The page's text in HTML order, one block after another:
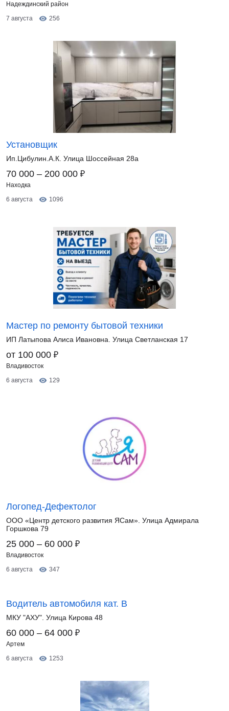
Надеждинский район
7 августа
256
Установщик
Ип.Цибулин.А.К. Улица Шоссейная 28а
70 000 – 200 000 ₽
Находка
6 августа
1096
Мастер по ремонту бытовой техники
ИП Латыпова Алиса Ивановна. Улица Светланская 17
от 100 000 ₽
Владивосток
6 августа
129
Логопед-Дефектолог
ООО «Центр детского развития ЯСам». Улица Адмирала
Горшкова 79
25 000 – 60 000 ₽
Владивосток
6 августа
347
Водитель автомобиля кат. В
МКУ "АХУ". Улица Кирова 48
60 000 – 64 000 ₽
Артем
6 августа
1253